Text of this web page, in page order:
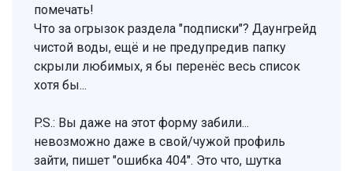
помечать!
Что за огрызок раздела "подписки"? Даунгрейд
чистой воды, ещё и не предупредив папку
скрыли любимых, я бы перенёс весь список
хотя бы...
P.S.: Вы даже на этот форму забили...
невозможно даже в свой/чужой профиль
зайти, пишет "ошибка 404". Это что, шутка